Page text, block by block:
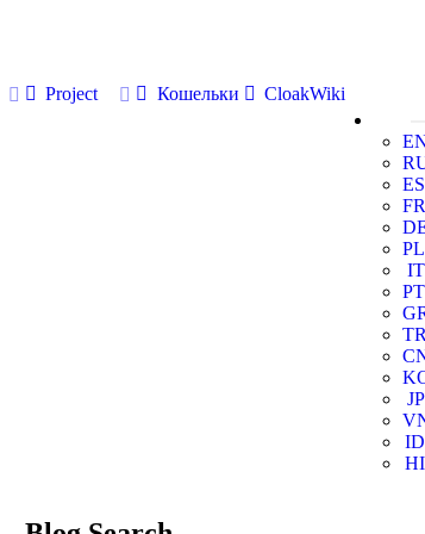
Project Кошельки
CloakWiki
ES
FR
PL
IT
PT
JP
ID
HI